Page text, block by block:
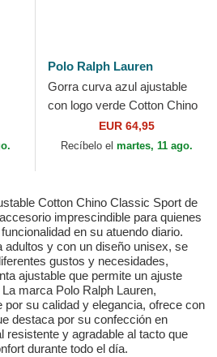
Polo Ralph Lauren
Gorra curva azul ajustable
con logo verde Cotton Chino
Classic Sport de Polo Ralph
Lauren
EUR 64,95
Recíbelo el martes, 11 ago.
Cotton Chino Classic Sport de
imprescindible para quienes
en su atuendo diario.
adultos y con un diseño unisex, se
gustos y necesidades,
ajustable que permite un ajuste
marca Polo Ralph Lauren,
por su calidad y elegancia, ofrece con
destaca por su confección en
resistente y agradable al tacto que
durante todo el día.